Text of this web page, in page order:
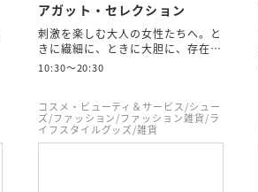
アガット・セレクション
刺激を楽しむ大人の女性たちへ。と
きに繊細に、ときに大胆に、存在…
10:30～20:30
コスメ・ビューティ＆サービス/シュー
ズ/ファッション/ファッション雑貨/ラ
イフスタイルグッズ/雑貨